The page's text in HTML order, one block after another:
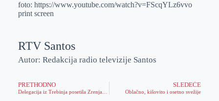
foto: https://www.youtube.com/watch?v=FScqYLz6vvo
print screen
RTV Santos
Autor: Redakcija radio televizije Santos
PRETHODNO
Delegacija iz Trebinja posetila Zrenjanin
SLEDEĆE
Oblačno, kišovito i osetno svežije